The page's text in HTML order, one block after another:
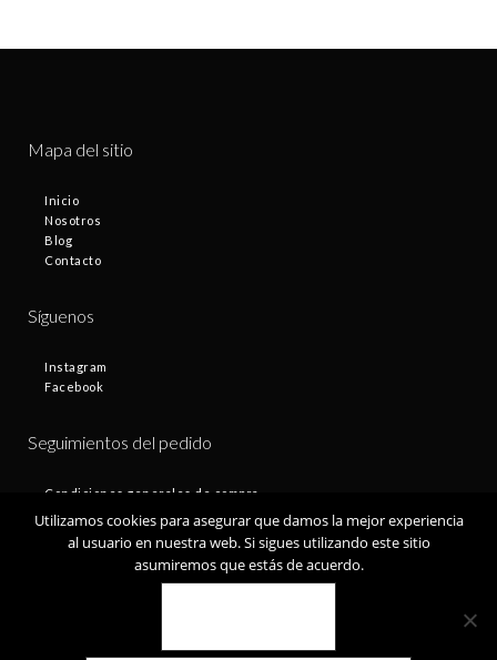
Mapa del sitio
Inicio
Nosotros
Blog
Contacto
Síguenos
Instagram
Facebook
Seguimientos del pedido
Condiciones generales de compra
Plazos de entrega
Política de privacidad
Política de cookies
Utilizamos cookies para asegurar que damos la mejor experiencia
al usuario en nuestra web. Si sigues utilizando este sitio
asumiremos que estás de acuerdo.